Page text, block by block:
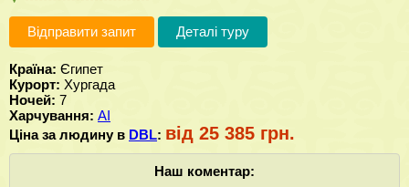
Відправити запит Деталі туру
Країна: Єгипет
Курорт: Хургада
Ночей: 7
Харчування: AI
Ціна за людину в DBL: від 25 385 грн.
Наш коментар: